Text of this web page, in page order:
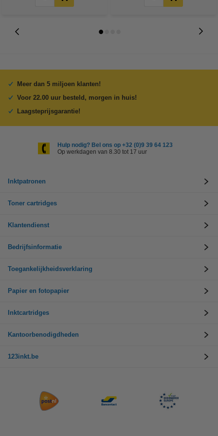
Meer dan 5 miljoen klanten!
Voor 22.00 uur besteld, morgen in huis!
Laagsteprijsgarantie!
Hulp nodig? Bel ons op +32 (0)9 39 64 123
Op werkdagen van 8.30 tot 17 uur
Inktpatronen
Toner cartridges
Klantendienst
Bedrijfsinformatie
Toegankelijkheidsverklaring
Papier en fotopapier
Inktcartridges
Kantoorbenodigdheden
123inkt.be